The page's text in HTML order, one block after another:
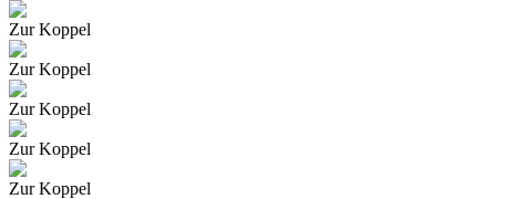
Zur Koppel
Zur Koppel
Zur Koppel
Zur Koppel
Zur Koppel